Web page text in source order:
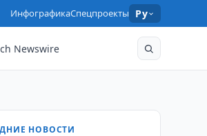
ИнфографикаСпецпроекты Ру
Newswire
НОВОСТИ